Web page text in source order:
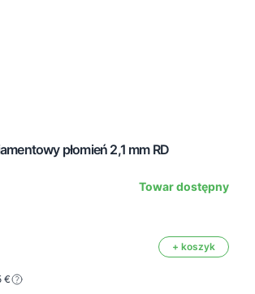
płomień 2,1 mm RD
Towar dostępny
+ koszyk
€